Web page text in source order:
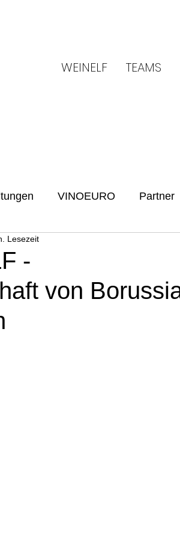
WEINELF TEAMS
VINOEURO Partner
-
von
Lesezeit